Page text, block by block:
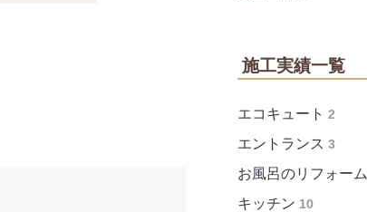
施工実績一覧
エコキュート 2
エントランス 3
お風呂のリフォーム
キッチン 10